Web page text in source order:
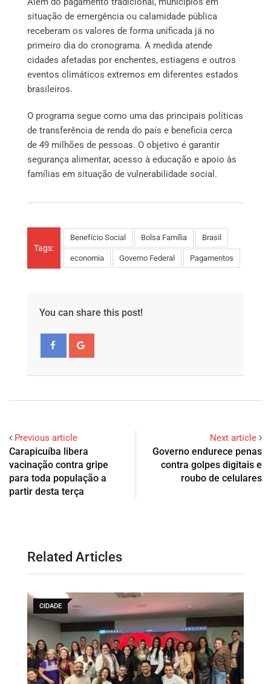
situação de emergência ou calamidade pública
receberam os valores de forma unificada já no
primeiro dia do cronograma. A medida atende
cidades afetadas por enchentes, estiagens e outros
eventos climáticos extremos em diferentes estados
brasileiros.
O programa segue como uma das principais políticas
de transferência de renda do país e beneficia cerca
de 49 milhões de pessoas. O objetivo é garantir
segurança alimentar, acesso à educação e apoio às
famílias em situação de vulnerabilidade social.
Tags:
Benefício Social Bolsa Família Brasil
economia Governo Federal Pagamentos
You can share this post!
Previous article
Carapicuíba libera
vacinação contra gripe
para toda população a
partir desta terça
Next article
Governo endurece penas
contra golpes digitais e
roubo de celulares
Related Articles
CIDADES